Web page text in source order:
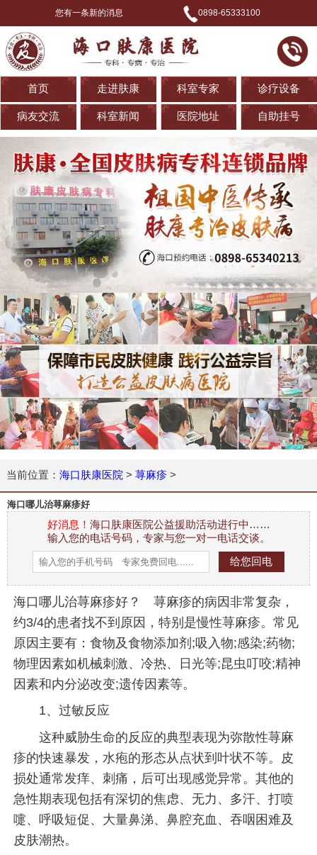
您有一条新的消息 0898-65333100
首页 走进肤康 科室专家 诊疗设备
病友交流 科室新闻 医院地址 自助挂号
当前位置： 海口肤康医院 > 荨麻疹>
海口哪儿治荨麻疹好
好消息！ 海口肤康医院公益援助活动进行中……
输入您的电话号码，专家与您一对一电话交谈。
海口哪儿治荨麻疹好？ 荨麻疹的病因非常复杂，
约3/4的患者找不到原因，特别是慢性荨麻疹。常见
原因主要有：食物及食物添加剂;吸入物;感染;药物;
物理因素如机械刺激、冷热、日光等;昆虫叮咬;精神
因素和内分泌改变;遗传因素等。
1、过敏反应
这种威胁生命的反应的典型表现为弥散性荨麻
疹的快速暴发，水疱的形态从点状到叶状不等。皮
损处通常发痒、刺痛，后可出现感觉异常。其他的
急性期表现包括有深切的焦虑、无力、多汗、打喷
嚏、呼吸短促、大量鼻涕、鼻腔充血、吞咽困难及
皮肤潮热。